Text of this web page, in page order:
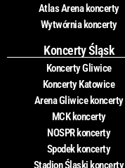
Atlas Arena koncerty
Wytwórnia koncerty
Koncerty Śląsk
Koncerty Gliwice
Koncerty Katowice
Arena Gliwice koncerty
MCK koncerty
NOSPR koncerty
Spodek koncerty
Stadion Śląski koncerty